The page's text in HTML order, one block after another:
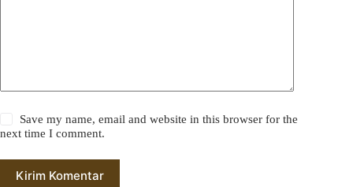
Save my name, email and website in this browser for the
next time I comment.
Kirim Komentar